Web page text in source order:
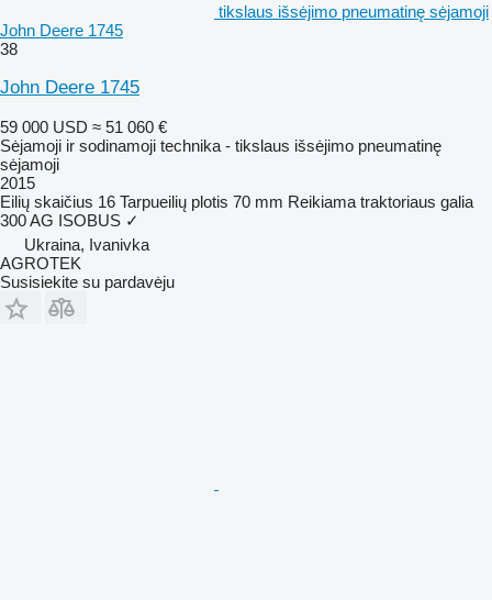
tikslaus išsėjimo pneumatinę sėjamoji
John Deere 1745
38
John Deere 1745
59 000 USD ≈ 51 060 €
Sėjamoji ir sodinamoji technika - tikslaus išsėjimo pneumatinę
sėjamoji
2015
Eilių skaičius 16 Tarpueilių plotis 70 mm Reikiama traktoriaus galia
300 AG ISOBUS ✓
Ukraina, Ivanivka
AGROTEK
Susisiekite su pardavėju